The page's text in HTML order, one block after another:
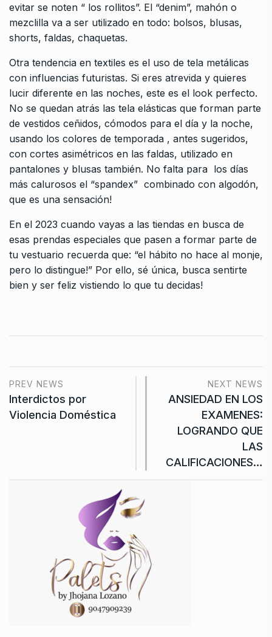
evitar se noten “ los rollitos”. El “denim”, mahón o
mezclilla va a ser utilizado en todo: bolsos, blusas,
shorts, faldas, chaquetas.
Otra tendencia en textiles es el uso de tela metálicas
con influencias futuristas. Si eres atrevida y quieres
lucir diferente en las noches, este es el look perfecto.
No se quedan atrás las tela elásticas que forman parte
de vestidos ceñidos, cómodos para el día y la noche,
usando los colores de temporada , antes sugeridos,
con cortes asimétricos en las faldas, utilizado en
pantalones y blusas también. No falta para los días
más calurosos el “spandex” combinado con algodón,
que es una sensación!
En el 2023 cuando vayas a las tiendas en busca de
esas prendas especiales que pasen a formar parte de
tu vestuario recuerda que: “el hábito no hace al monje,
pero lo distingue!” Por ello, sé única, busca sentirte
bien y ser feliz vistiendo lo que tu decidas!
PREV NEWS
Interdictos por
Violencia Doméstica
NEXT NEWS
ANSIEDAD EN LOS
EXAMENES:
LOGRANDO QUE
LAS
CALIFICACIONES…